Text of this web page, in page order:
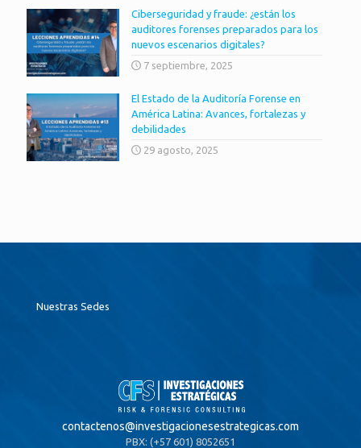
Ciberseguridad y fraude: ¿están los
auditores forenses preparados para los
nuevos escenarios digitales?
7 septiembre, 2025
El Estado de la Auditoría Forense en
América Latina: Avances, fortalezas y
debilidades
29 agosto, 2025
Nuestras Sedes
contactenos@investigacionesestrategicas.com
PBX: (+57 601) 8052651